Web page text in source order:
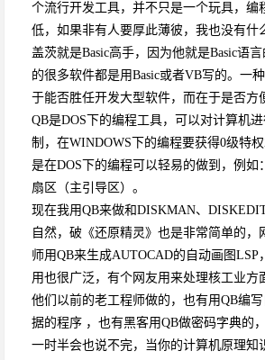
个流行开发工具，并不只是一个玩具，编
低，如果非有人要厚此薄彼，我也没有什
盖茨就是Basic高手，因为他就是Basic语
的很多软件都是用Basic或者VB写的。一
于能否胜任开发大型软件，而在于是否方
QB是DOS下的编程工具，可以对计算机
制，在WINDOWS下的编程要获得0级特
是在DOS下的编程可以轻易的做到，例如
扇区（主引导区）。
现在我用QB来做和DISKMAN、
自然，破《还原精灵》也是非常简单的，
师用QB来生成AUTOCAD的自动画图LSP
用也很广泛，有个网友用来处理核工业方
他们以前的老工程师做的，也有用QB编
据的程序 ，也有黑客用QB做密码字典的
一时半会也说不完，当你的计算机原理知